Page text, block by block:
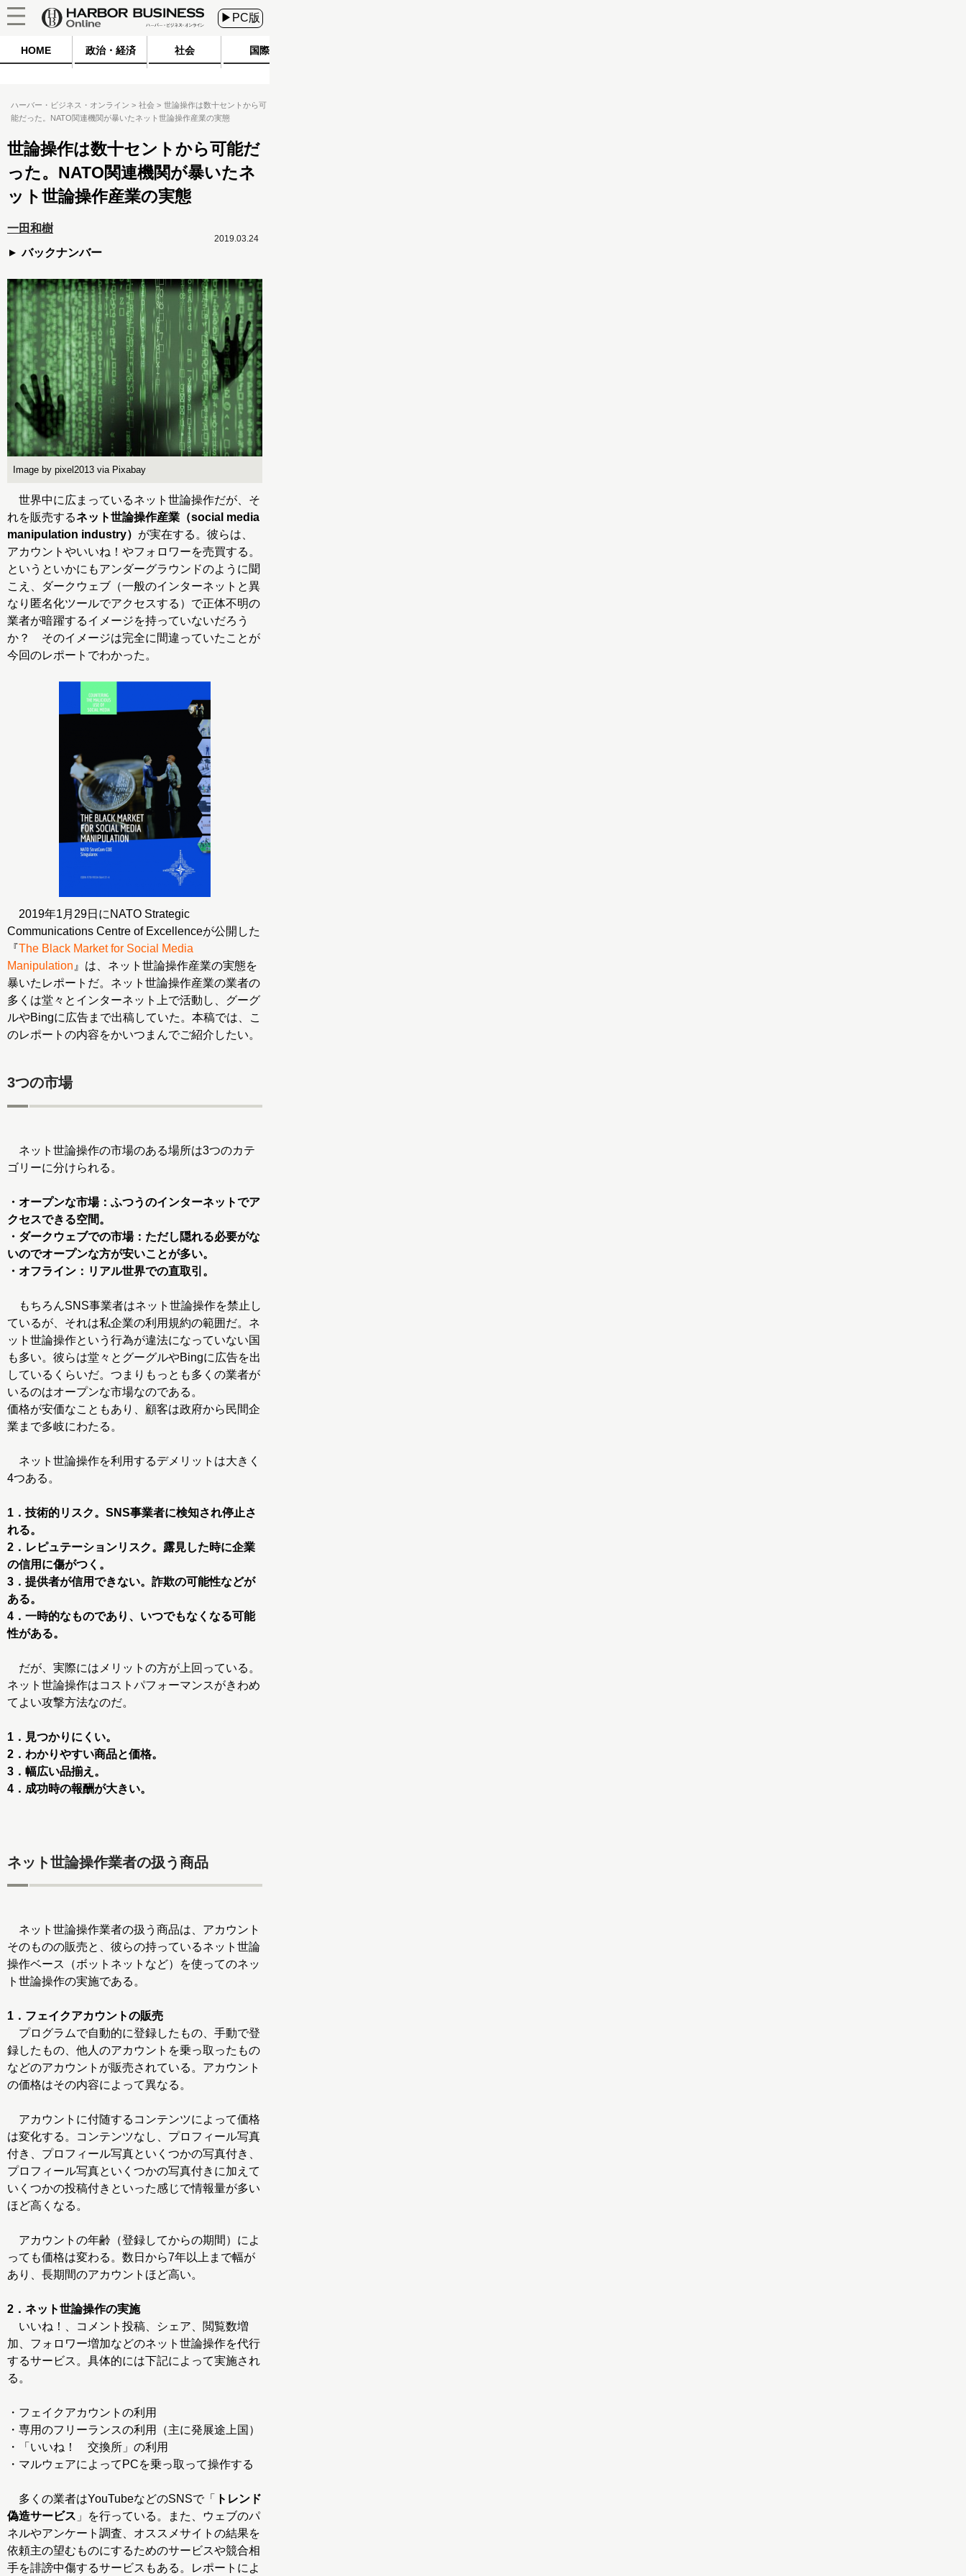
▶PC版
HOME 政治・経済 社会 国際
ハーバー・ビジネス・オンライン 社会
世論操作は数十セントから可
能だった。NATO関連機関が暴いたネット世論操作産業の実態
世論操作は数十セントから可能だ
った。NATO関連機関が暴いたネ
ット世論操作産業の実態
一田和樹
バックナンバー
2019.03.24
Image by pixel2013 via Pixabay
世界中に広まっているネット世論操作だが、そ
れを販売するネット世論操作産業（social media
manipulation industry） が実在する。彼らは、
アカウントやいいね！やフォロワーを売買する。
というといかにもアンダーグラウンドのように聞
こえ、ダークウェブ（一般のインターネットと異
なり匿名化ツールでアクセスする）で正体不明の
業者が暗躍するイメージを持っていないだろう
か？ そのイメージは完全に間違っていたことが
今回のレポートでわかった。
2019年1月29日にNATO Strategic
Communications Centre of Excellenceが公開した
『The Black Market for Social Media
Manipulation 』は、ネット世論操作産業の実態を
暴いたレポートだ。ネット世論操作産業の業者の
多くは堂々とインターネット上で活動し、グーグ
ルやBingに広告まで出稿していた。本稿では、こ
のレポートの内容をかいつまんでご紹介したい。
3つの市場
ネット世論操作の市場のある場所は3つのカテ
ゴリーに分けられる。
・オープンな市場：ふつうのインターネットでア
クセスできる空間。
・ダークウェブでの市場：ただし隠れる必要がな
いのでオープンな方が安いことが多い。
・オフライン：リアル世界での直取引。
もちろんSNS事業者はネット世論操作を禁止し
ているが、それは私企業の利用規約の範囲だ。ネ
ット世論操作という行為が違法になっていない国
も多い。彼らは堂々とグーグルやBingに広告を出
しているくらいだ。つまりもっとも多くの業者が
いるのはオープンな市場なのである。
価格が安価なこともあり、顧客は政府から民間企
業まで多岐にわたる。
ネット世論操作を利用するデメリットは大きく
4つある。
1．技術的リスク。SNS事業者に検知され停止さ
れる。
2．レピュテーションリスク。露見した時に企業
の信用に傷がつく。
3．提供者が信用できない。詐欺の可能性などが
ある。
4．一時的なものであり、いつでもなくなる可能
性がある。
だが、実際にはメリットの方が上回っている。
ネット世論操作はコストパフォーマンスがきわめ
てよい攻撃方法なのだ。
1．見つかりにくい。
2．わかりやすい商品と価格。
3．幅広い品揃え。
4．成功時の報酬が大きい。
ネット世論操作業者の扱う商品
ネット世論操作業者の扱う商品は、アカウント
そのものの販売と、彼らの持っているネット世論
操作ベース（ボットネットなど）を使ってのネッ
ト世論操作の実施である。
1．フェイクアカウントの販売
プログラムで自動的に登録したもの、手動で登
録したもの、他人のアカウントを乗っ取ったもの
などのアカウントが販売されている。アカウント
の価格はその内容によって異なる。
アカウントに付随するコンテンツによって価格
は変化する。コンテンツなし、プロフィール写真
付き、プロフィール写真といくつかの写真付き、
プロフィール写真といくつかの写真付きに加えて
いくつかの投稿付きといった感じで情報量が多い
ほど高くなる。
アカウントの年齢（登録してからの期間）によ
っても価格は変わる。数日から7年以上まで幅が
あり、長期間のアカウントほど高い。
2．ネット世論操作の実施
いいね！、コメント投稿、シェア、閲覧数増
加、フォロワー増加などのネット世論操作を代行
するサービス。具体的には下記によって実施され
る。
・フェイクアカウントの利用
・専用のフリーランスの利用（主に発展途上国）
・「いいね！ 交換所」の利用
・マルウェアによってPCを乗っ取って操作する
多くの業者はYouTubeなどのSNSで「
トレンド
偽造サービス 」を行っている。また、ウェブのパ
ネルやアンケート調査、オススメサイトの結果を
依頼主の望むものにするためのサービスや競合相
手を誹謗中傷するサービスもある。レポートによ